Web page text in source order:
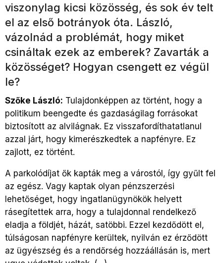
viszonylag kicsi közösség, és sok év telt
el az első botrányok óta. László,
vázolnád a problémát, hogy miket
csináltak ezek az emberek? Zavarták a
közösséget? Hogyan csengett ez végül
le?
Szőke László: Tulajdonképpen az történt, hogy a
politikum beengedte és gazdaságilag forrásokat
biztosított az alvilágnak. Ez visszafordíthatatlanul
azzal járt, hogy kimerészkedtek a napfényre. Ez
zajlott, ez történt.
A parkolódíjat ők kapták meg a várostól, így gyűlt fel
az egész. Vagy kaptak olyan pénzszerzési
lehetőséget, hogy ingatlanügynökök helyett
rásegítettek arra, hogy a tulajdonnal rendelkező
eladja a földjét, házát, satöbbi. Ezzel kezdődött el,
túlságosan napfényre kerültek, nyilván ez érződött
az ügyészség és a rendőrség hozzáállásán is, mert